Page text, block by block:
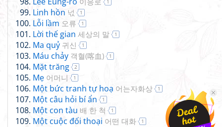
1
Linh hồn 넋 1
Lỗi lầm 오류 1
Lời thế gian 세상의 말 1
Ma quỷ 귀신 1
Máu chảy 객혈(喀血) 1
Mặt trăng 2
Mẹ 어머니 1
Một bức tranh tự hoạ 어는자화상 1
Một câu hỏi bí ẩn 1
Một con tàu 배 한 척 1
Một cuộc đối thoại 어떤 대화 1